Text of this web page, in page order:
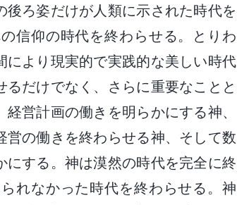
ろ姿だけが人類に示された時代を
信仰の時代を終わらせる。とりわ
より現実的で実践的な美しい時代
だけでなく、さらに重要なことと
営計画の働きを明らかにする神、
の働きを終わらせる神、そして数
する。神は漠然の時代を完全に終
れなかった時代を終わらせる。神